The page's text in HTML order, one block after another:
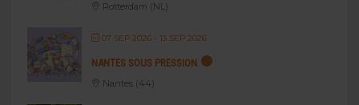
Rotterdam (NL)
07 SEP 2026- 13 SEP 2026
NANTES SOUS PRESSION
Nantes (44)